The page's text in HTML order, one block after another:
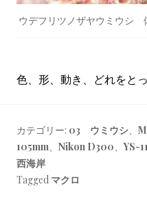
ウデフリツノザヤウミウシ
色、形、動き、どれをと
カテゴリー: 03 ウミウシ、
105mm、 Nikon D300、YS-
西海岸
Tagged マクロ